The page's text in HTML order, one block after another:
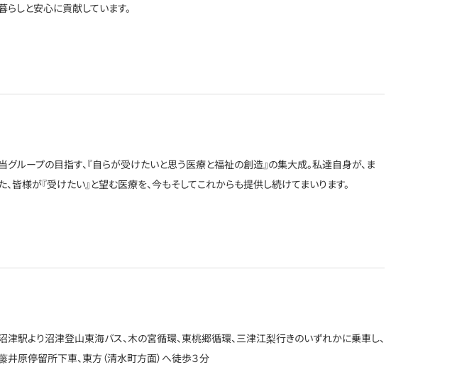
らしと安心に貢献しています。
グループの目指す、『自らが受けたいと思う医療と福祉の創造』の集大成。私達自身が、ま
、皆様が『受けたい』と望む医療を、今もそしてこれからも提供し続けてまいります。
津駅より沼津登山東海バス、木の宮循環、東桃郷循環、三津江梨行きのいずれかに乗車し、
井原停留所下車、東方（清水町方面）へ徒歩３分